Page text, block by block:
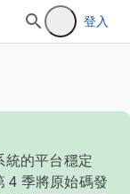
登入
統的平台穩定
4 季將原始碼發